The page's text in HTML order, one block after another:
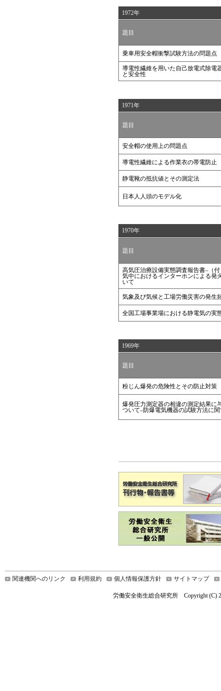
1972年
題目
乗車用安全帽衝撃試験方法の問題点
導電性繊維を用いた自己放電式除電
と安全性
1971年
題目
安全帽の使用上の問題点
導電性繊維による作業衣の帯電防止
静電靴の抵抗値とその測定法
日本人人頭のモデル化
1970年
題目
高気圧治療設備実態調査報告書–（
気中におけるインターホンによる発
いて
気象及び気候と工場労働災害の発生
全国工場事業場における静電気の実
1969年
題目
粉じん爆発の危険性とその防止対策
爆発圧力測定器の相違の測定結果に
ついて–防爆電気機器の試験方法に
関連機関へのリンク 利用規約 個人情報保護方針 サイトマップ
労働安全衛生総合研究所 Copyright (C)